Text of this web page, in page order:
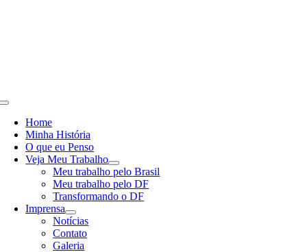
Toggle
NavigationHome
Minha História
O que eu Penso
Veja Meu Trabalho
Meu trabalho pelo Brasil
Meu trabalho pelo DF
Transformando o DF
Imprensa
Notícias
Contato
Galeria